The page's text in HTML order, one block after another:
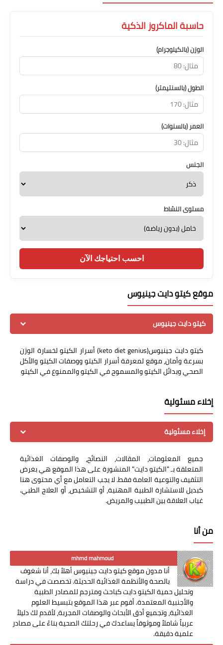
حاسبة الماكروز الذكية
الوزن (بالكيلوجرام)
الطول (بالسنتيمتر)
العمر (بالسنوات)
الجنس
مستوى النشاط
احسب احتياجك الآن
موقع كيتو دايت جينيوس
كيتو دايت جينيوس
كيتو دايت جينيوس(keto diet genius) أسرار الكيتو لخسارة الوزن
بسرعة وأمان، موقع لمعرفة أسرار الكيتو ووصفات الكيتو والأكل
الصحي وبدائل الكيتو والمسموح في الكيتو والممنوع في الكيتو
إخلاء مسئولية
إخلاء مسئولية
جميع المعلومات، المقالات، النصائح، والوصفات الغذائية
المتعلقة بـ "الكيتو دايت" المنشورة على هذا الموقع هي بغرض
التثقيف والتوعية العامة فقط. لا يجب التعامل مع أي محتوى هنا
كبديل للاستشارة الطبية المهنية، أو التشخيص، أو العلاج الطبي.
غياب العلاقة بين الطبيب والمريض.
من أنا
mhmd mahmoud
أنا مدون موقع كيتو دايت جينيوس أهلاً بك، أنا شغوف
بالصحة والأنظمة الغذائية الحديثة. تخصصت في دراسة
وتحليل حمية الكيتو دايت كباحث ومترجم للمصادر الطبية
والأجنبية المعتمدة. أقوم عبر هذا الموقع بتبسيط العلوم
الغذائية، وتجميع أدق الأبحاث والوصفات المجربة، لأقدم لك دليلاً
عربياً شاملاً وموثوقاً يساعدك في رحلتك الصحية بناءً على مصادر
علمية دقيقة.